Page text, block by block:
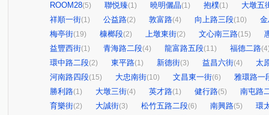
ROOM28(5) 聯悦臻(1) 曉明儷晶(1) 抱樸(1)
大墩五
祥順一街(1) 公益路(2) 敦富路(4) 向上路三段(10)
梅亭街(19) 槺榔段(2) 上墩東街(2) 文心南三路(15)
益豐西街(1) 青海路二段(4) 龍富路五段(11) 福德二路
環中路二段(2) 東平路(1) 新德街(3) 益昌六街(4)
太
河南路四段(15) 大忠南街(10) 文昌東一街(6)
雅環路一
勝利路(1) 大墩三街(4) 英才路(1) 健行路(5)
南屯路
育樂街(2) 大誠街(3) 松竹五路二段(6) 南興路(5)
環